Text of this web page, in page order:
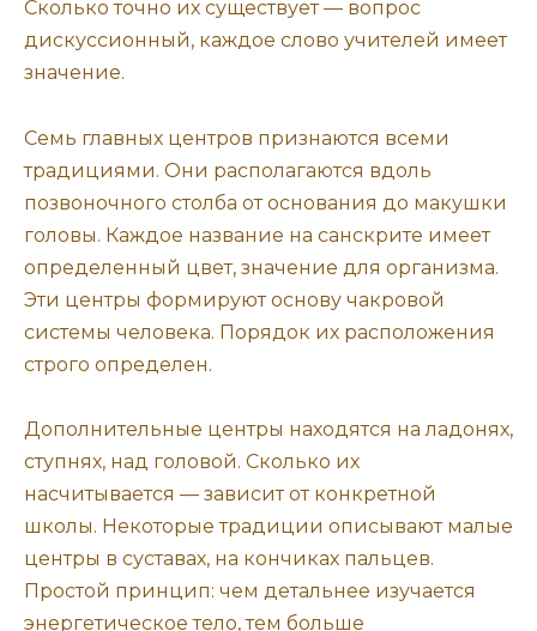
Сколько точно их существует — вопрос
дискуссионный, каждое слово учителей имеет
значение.
Семь главных центров признаются всеми
традициями. Они располагаются вдоль
позвоночного столба от основания до макушки
головы. Каждое название на санскрите имеет
определенный цвет, значение для организма.
Эти центры формируют основу чакровой
системы человека. Порядок их расположения
строго определен.
Дополнительные центры находятся на ладонях,
ступнях, над головой. Сколько их
насчитывается — зависит от конкретной
школы. Некоторые традиции описывают малые
центры в суставах, на кончиках пальцев.
Простой принцип: чем детальнее изучается
энергетическое тело, тем больше